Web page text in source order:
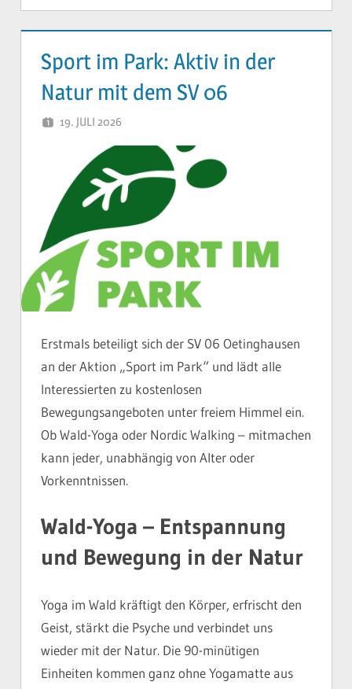
Sport im Park: Aktiv in der
Natur mit dem SV 06
19. JULI 2026
Erstmals beteiligt sich der SV 06 Oetinghausen
an der Aktion „Sport im Park“ und lädt alle
Interessierten zu kostenlosen
Bewegungsangeboten unter freiem Himmel ein.
Ob Wald-Yoga oder Nordic Walking – mitmachen
kann jeder, unabhängig von Alter oder
Vorkenntnissen.
Wald-Yoga – Entspannung
und Bewegung in der Natur
Yoga im Wald kräftigt den Körper, erfrischt den
Geist, stärkt die Psyche und verbindet uns
wieder mit der Natur. Die 90-minütigen
Einheiten kommen ganz ohne Yogamatte aus